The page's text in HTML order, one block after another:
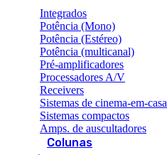
Integrados
Potência (Mono)
Potência (Estéreo)
Potência (multicanal)
Pré-amplificadores
Processadores A/V
Receivers
Sistemas de cinema-em-casa
Sistemas compactos
Amps. de auscultadores
Colunas